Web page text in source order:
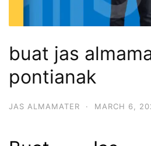
buat jas
pontianak
JAS ALMAMATER · MARCH 6,